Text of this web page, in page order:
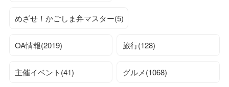
めざせ！かごしま弁マスター(5)
OA情報(2019) 旅行(128)
主催イベント(41) グルメ(1068)